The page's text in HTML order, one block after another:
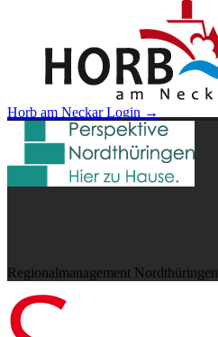
Horb am Neckar Login →
Regionalmanagement Nordthüringen